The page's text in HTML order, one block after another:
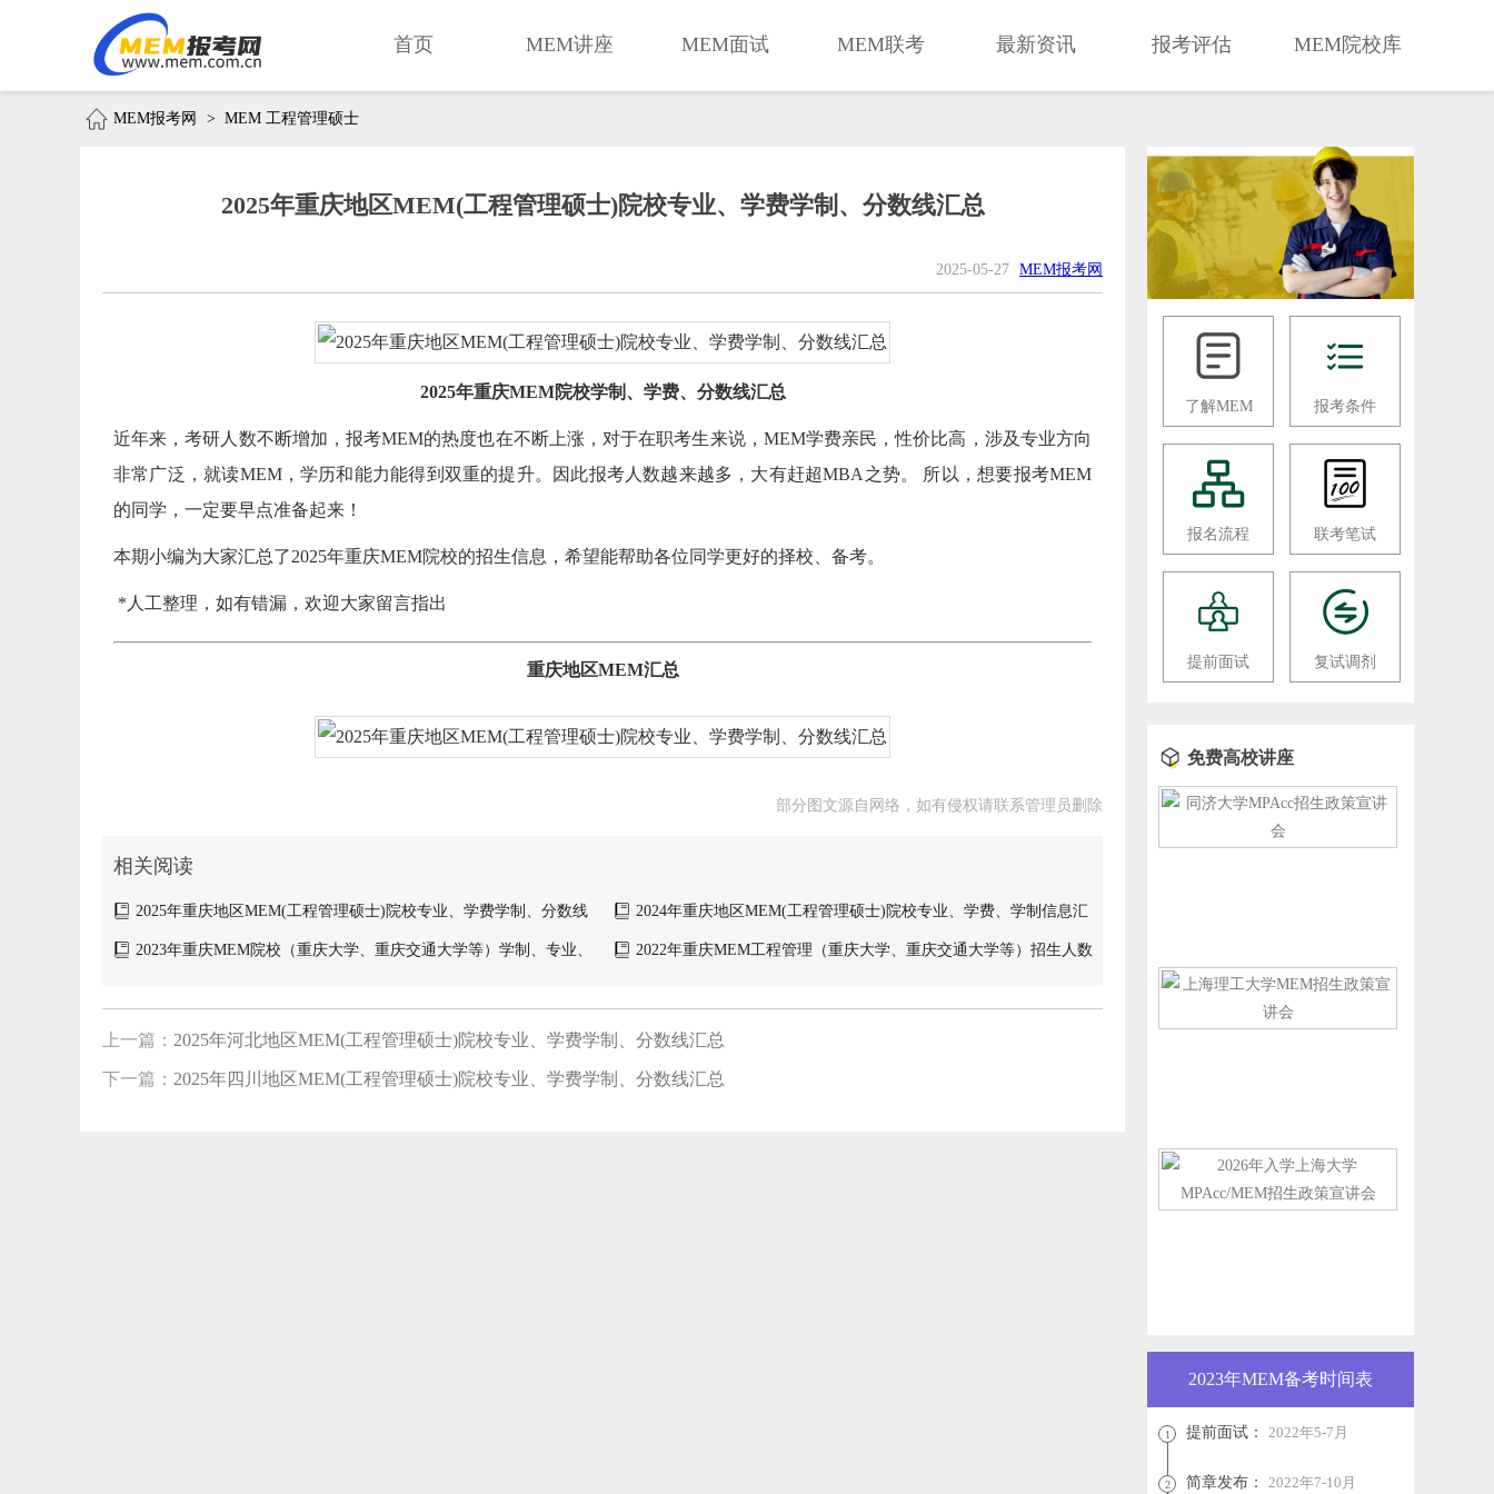
首页 MEM讲座 MEM面试 MEM联考 最新资讯 报考评估 MEM院校库
MEM报考网 > MEM 工程管理硕士
2025年重庆地区MEM(工程管理硕士)院校专业、学费学制、分数线汇总
2025-05-27 MEM报考网
2025年重庆MEM院校学制、学费、分数线汇总
近年来，考研人数不断增加，报考MEM的热度也在不断上涨，对于在职考生来说，MEM学费亲民，性价比高，涉及专业方向
非常广泛，就读MEM，学历和能力能得到双重的提升。因此报考人数越来越多，大有赶超MBA之势。 所以，想要报考MEM
的同学，一定要早点准备起来！
本期小编为大家汇总了2025年重庆MEM院校的招生信息，希望能帮助各位同学更好的择校、备考。
*人工整理，如有错漏，欢迎大家留言指出
重庆地区MEM汇总
部分图文源自网络，如有侵权请联系管理员删除
相关阅读
2025年重庆地区MEM(工程管理硕士)院校专业、学费学制、分数线
2024年重庆地区MEM(工程管理硕士)院校专业、学费、学制信息汇
2023年重庆MEM院校（重庆大学、重庆交通大学等）学制、专业、
2022年重庆MEM工程管理（重庆大学、重庆交通大学等）招生人数
上一篇： 2025年河北地区MEM(工程管理硕士)院校专业、学费学制、分数线汇总
下一篇： 2025年四川地区MEM(工程管理硕士)院校专业、学费学制、分数线汇总
了解MEM 报考条件
报名流程 联考笔试
提前面试 复试调剂
免费高校讲座
2023年MEM备考时间表
1 提前面试： 2022年5-7月
2 简章发布： 2022年7-10月